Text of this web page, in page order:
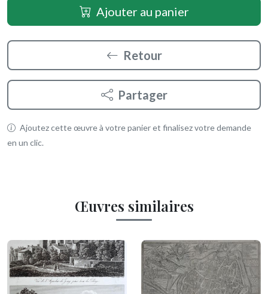
Ajouter au panier
Retour
Partager
Ajoutez cette œuvre à votre panier et finalisez votre demande
en un clic.
Œuvres similaires